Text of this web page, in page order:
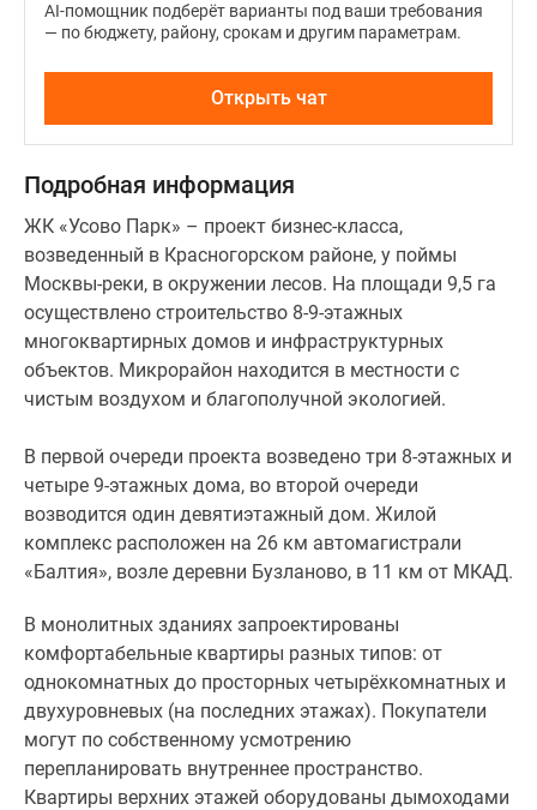
AI-помощник подберёт варианты под ваши требования
— по бюджету, району, срокам и другим параметрам.
Открыть чат
Подробная информация
ЖК «Усово Парк» – проект бизнес-класса,
возведенный в Красногорском районе, у поймы
Москвы-реки, в окружении лесов. На площади 9,5 га
осуществлено строительство 8-9-этажных
многоквартирных домов и инфраструктурных
объектов. Микрорайон находится в местности с
чистым воздухом и благополучной экологией.
В первой очереди проекта возведено три 8-этажных и
четыре 9-этажных дома, во второй очереди
возводится один девятиэтажный дом. Жилой
комплекс расположен на 26 км автомагистрали
«Балтия», возле деревни Бузланово, в 11 км от МКАД.
В монолитных зданиях запроектированы
комфортабельные квартиры разных типов: от
однокомнатных до просторных четырёхкомнатных и
двухуровневых (на последних этажах). Покупатели
могут по собственному усмотрению
перепланировать внутреннее пространство.
Квартиры верхних этажей оборудованы дымоходами